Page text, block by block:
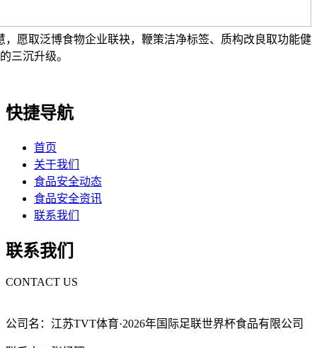
愿取泛博食物企业联袂，鞭策洁净标签、质构改良取功能健
三沉升级。
快捷导航
首页
关于我们
食品安全动态
食品安全资讯
联系我们
联系我们
CONTACT US
公司名：江苏TVT体育·2026年国际足联世界杯食品有限公司